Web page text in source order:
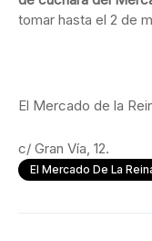
tomar hasta el 2 de
El Mercado de la
c/ Gran Vía, 12.
El Mercado De La